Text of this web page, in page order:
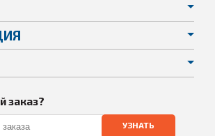
заказ?
УЗНАТЬ